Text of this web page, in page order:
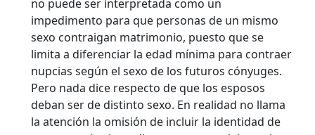
no puede ser interpretada como un
impedimento para que personas de un mismo
sexo contraigan matrimonio, puesto que se
limita a diferenciar la edad mínima para contraer
nupcias según el sexo de los futuros cónyuges.
Pero nada dice respecto de que los esposos
deban ser de distinto sexo. En realidad no llama
la atención la omisión de incluir la identidad de